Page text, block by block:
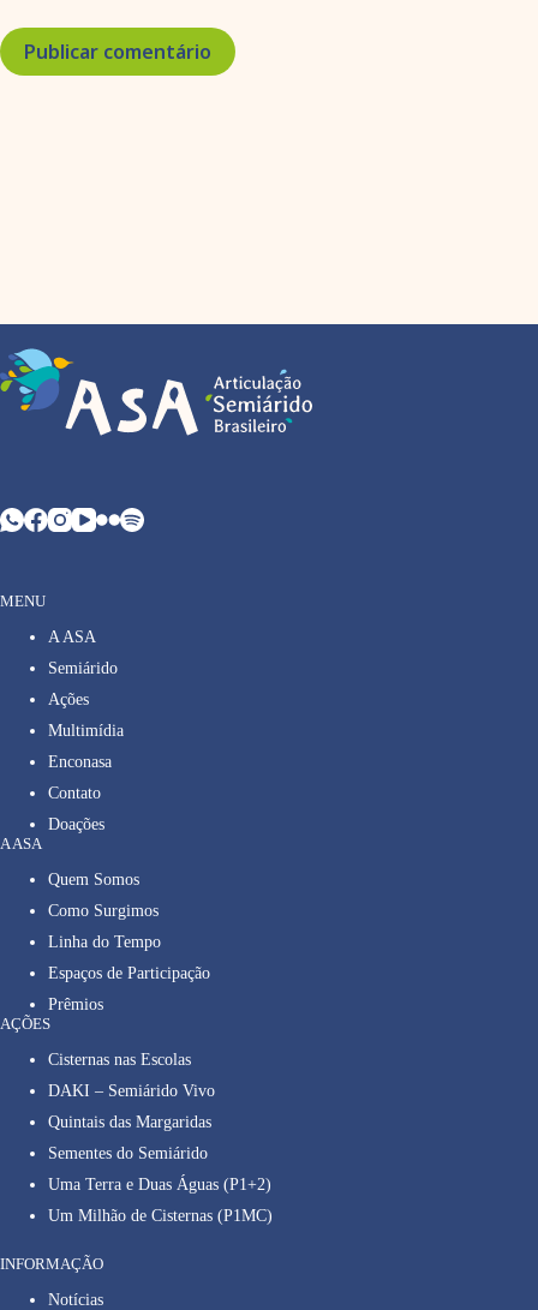
Publicar comentário
MENU
A ASA
Semiárido
Ações
Multimídia
Enconasa
Contato
Doações
A ASA
Quem Somos
Como Surgimos
Linha do Tempo
Espaços de Participação
Prêmios
AÇÕES
Cisternas nas Escolas
DAKI – Semiárido Vivo
Quintais das Margaridas
Sementes do Semiárido
Uma Terra e Duas Águas (P1+2)
Um Milhão de Cisternas (P1MC)
INFORMAÇÃO
Notícias